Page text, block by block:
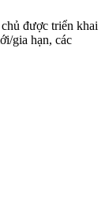
được triển khai
gia hạn, các